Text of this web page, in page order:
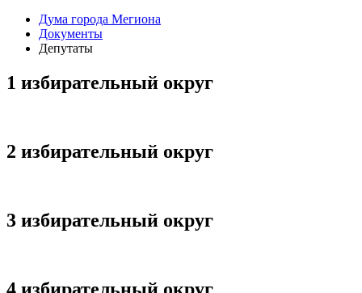
Дума города Мегиона
Документы
Депутаты
1 избирательный округ
2 избирательный округ
3 избирательный округ
4 избирательный округ